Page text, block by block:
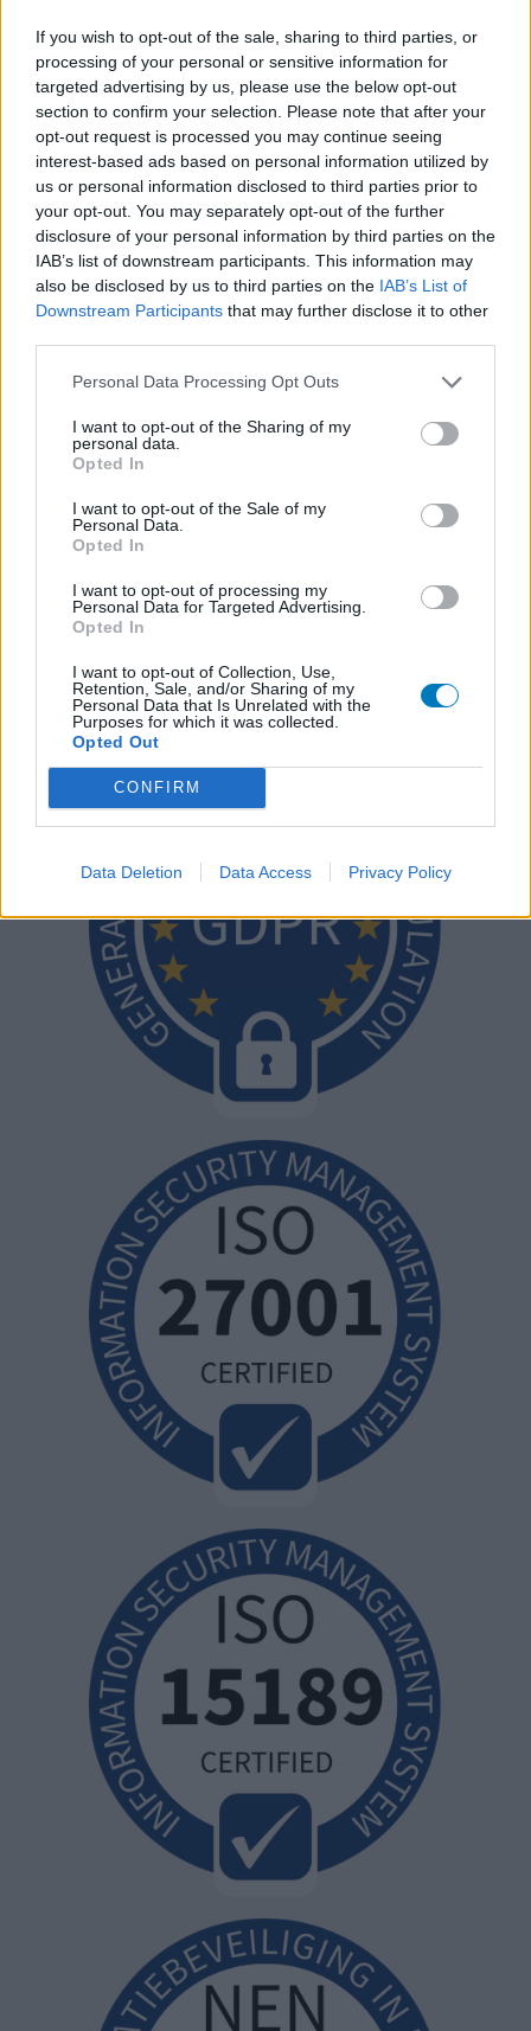
If you wish to opt-out of the sale, sharing to third parties, or
processing of your personal or sensitive information for
targeted advertising by us, please use the below opt-out
section to confirm your selection. Please note that after your
opt-out request is processed you may continue seeing
interest-based ads based on personal information utilized by
us or personal information disclosed to third parties prior to
your opt-out. You may separately opt-out of the further
disclosure of your personal information by third parties on the
IAB’s list of downstream participants. This information may
also be disclosed by us to third parties on the IAB’s List of
Downstream Participants that may further disclose it to other
Personal Data Processing Opt Outs
I want to opt-out of the Sharing of my
personal data.
Opted In
I want to opt-out of the Sale of my
Personal Data.
Opted In
I want to opt-out of processing my
Personal Data for Targeted Advertising.
Opted In
I want to opt-out of Collection, Use,
Retention, Sale, and/or Sharing of my
Personal Data that Is Unrelated with the
Purposes for which it was collected.
Opted Out
CONFIRM
Data Deletion Data Access Privacy Policy
COVID-19(120)
Migräne(117)
Epilepsie
Chronische Depression(97)
Herzrhythmusstörungen(96)
Nagelpilz(89)
Schlafstörungen(88)
Die Bewertungen und Kommentare dieser Seite sind
nutzergenerierter Inhalt. Diese werden vor der Veröffentlichung
Arzneimittel- und Gesundheitszustand) zu entsprechen. Wir
setzen von unseren Benutzern keine nachgewiesenen
medizinischen Kenntnisse voraus um ihre Meinungen
auszutauschen. Auf diese Weise geben die beschriebenen
Meinungen und Erfahrungen nur die Ansichten der jeweiligen
Autoren wieder und nicht jene des Eigentümers dieser Website.
Bitte beachten Sie, dass eine Erfahrung von Person zu Person
unterschiedlich sein kann und dass Sie sich immer an Ihren Arzt
oder Apotheker wenden sollten, um medizinischen Rat zu
Medikamenten zu erhalten.